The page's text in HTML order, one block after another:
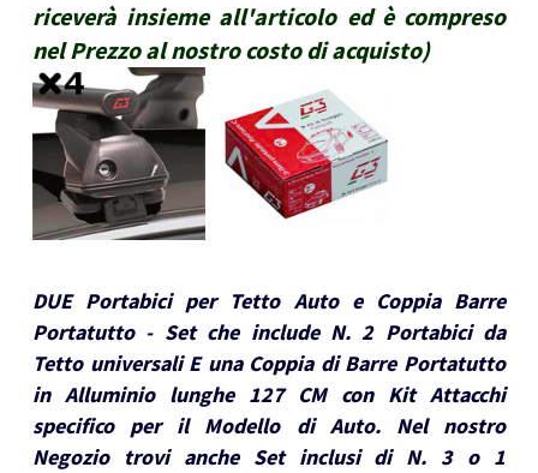
riceverà insieme all'articolo ed è compreso
nel Prezzo al nostro costo di acquisto)
DUE Portabici per Tetto Auto e Coppia Barre
Portatutto - Set che include N. 2 Portabici da
Tetto universali E una Coppia di Barre Portatutto
in Alluminio lunghe 127 CM con Kit Attacchi
specifico per il Modello di Auto. Nel nostro
Negozio trovi anche Set inclusi di N. 3 o 1